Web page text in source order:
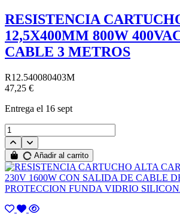
RESISTENCIA
12,5X400MM 800W
CABLE 3 METROS
R12.540080403M
47,25 €
Entrega el 16 sept
Añadir al carrito